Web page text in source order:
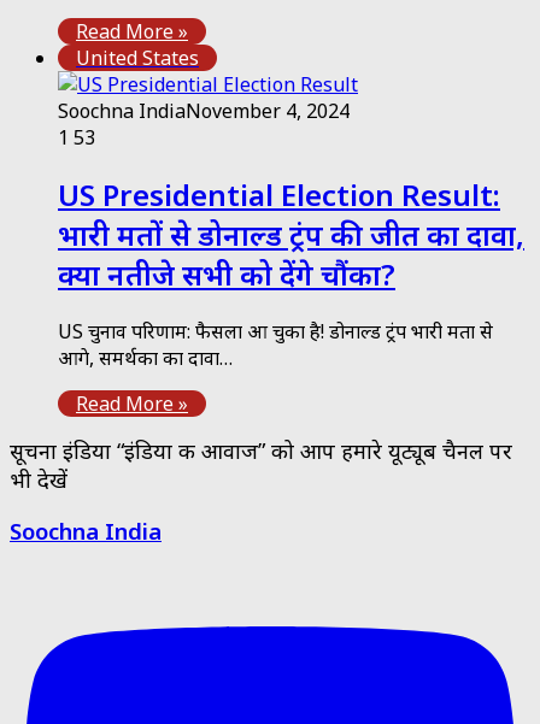
Read More »
United States
Soochna IndiaNovember 4, 2024
1 53
US Presidential Election Result:
भारी मतों से डोनाल्ड ट्रंप की जीत का दावा,
क्या नतीजे सभी को देंगे चौंका?
US चुनाव परिणाम: फैसला आ चुका है! डोनाल्ड ट्रंप भारी मतों से
आगे, समर्थकों का दावा…
Read More »
सूचना इंडिया “इंडिया की आवाज” को आप हमारे यूट्यूब चैनल पर
भी देखें
Soochna India